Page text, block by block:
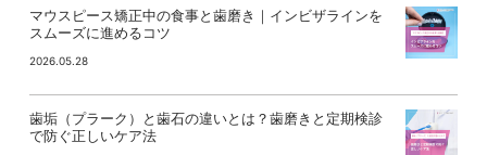
マウスピース矯正中の食事と歯磨き｜インビザラインを
スムーズに進めるコツ
2026.05.28
歯垢（プラーク）と歯石の違いとは？歯磨きと定期検診
で防ぐ正しいケア法